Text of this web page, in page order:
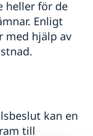
heller för de
Enligt
med hjälp av
kan en
till